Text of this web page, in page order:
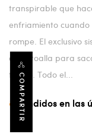
COMPARTIR
transpirable que
enfriamiento cuando
rompe. El exclusivo
de la toalla para
fresco. Todo el...
8 Vendidos en las